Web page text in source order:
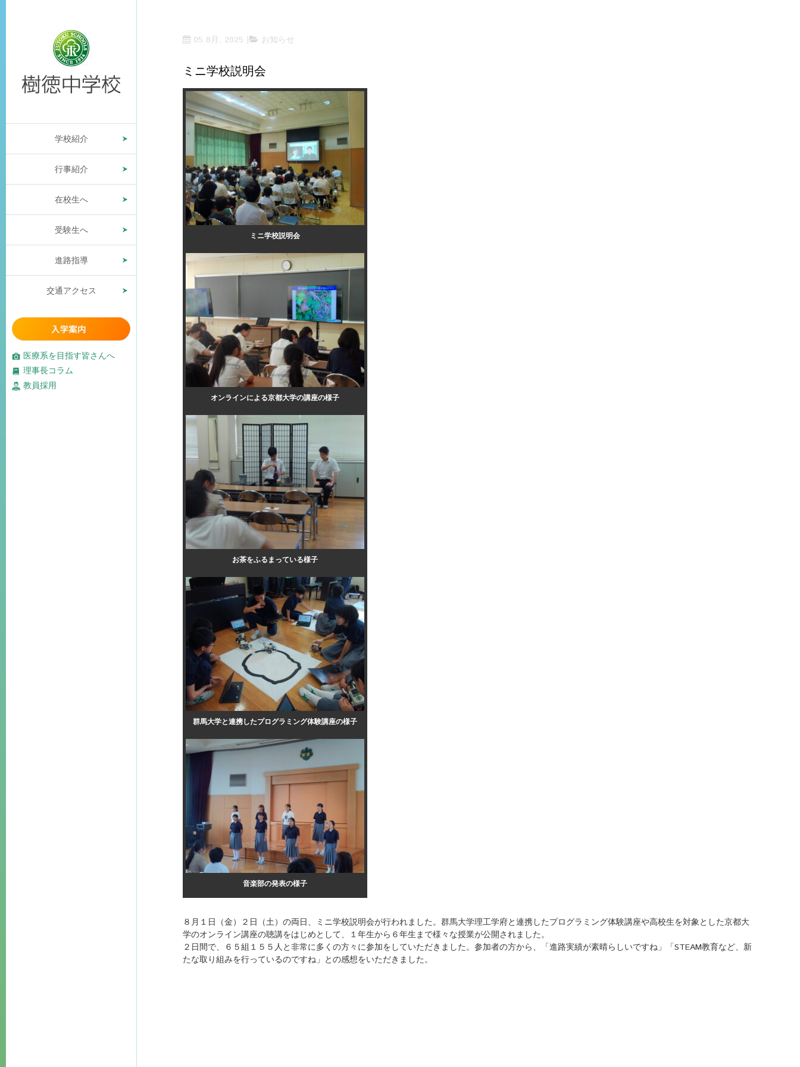
学校紹介
行事紹介
在校生へ
受験生へ
進路指導
交通アクセス
医療系を目指す皆さんへ
理事長コラム
教員採用
05 8月, 2025 お知らせ
ミニ学校説明会
ミニ学校説明会
オンラインによる京都大学の講座の様子
お茶をふるまっている様子
群馬大学と連携したプログラミング体験講座の様子
音楽部の発表の様子
８月１日（金）２日（土）の両日、ミニ学校説明会が行われました。群馬大学理工学府と連携したプログラミング体験講座や高校生を対象とした京都大
学のオンライン講座の聴講をはじめとして、１年生から６年生まで様々な授業が公開されました。
２日間で、６５組１５５人と非常に多くの方々に参加をしていただきました。参加者の方から、「進路実績が素晴らしいですね」「STEAM教育など、新
たな取り組みを行っているのですね」との感想をいただきました。